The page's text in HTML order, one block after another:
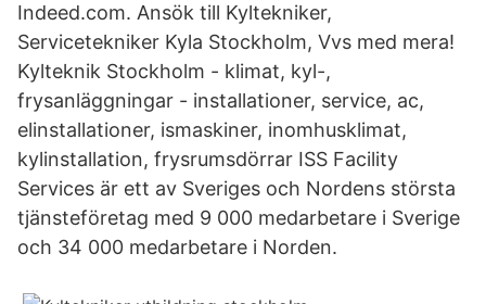
Indeed.com. Ansök till Kyltekniker,
Servicetekniker Kyla Stockholm, Vvs med mera!
Kylteknik Stockholm - klimat, kyl-,
frysanläggningar - installationer, service, ac,
elinstallationer, ismaskiner, inomhusklimat,
kylinstallation, frysrumsdörrar ISS Facility
Services är ett av Sveriges och Nordens största
tjänsteföretag med 9 000 medarbetare i Sverige
och 34 000 medarbetare i Norden.